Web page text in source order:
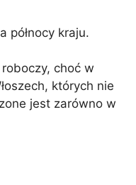
północy kraju.
choć w
których nie
jest zarówno w